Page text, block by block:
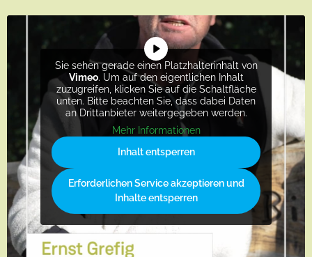
Sie sehen gerade einen Platzhalterinhalt von
Vimeo. Um auf den eigentlichen Inhalt
zuzugreifen, klicken Sie auf die Schaltfläche
unten. Bitte beachten Sie, dass dabei Daten
an Drittanbieter weitergegeben werden.
Mehr Informationen
Inhalt entsperren
Erforderlichen Service akzeptieren und
Inhalte entsperren